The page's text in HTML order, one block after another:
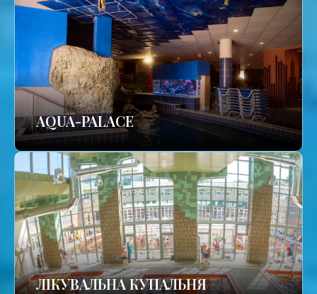
AQUA-PALACE
ЛІКУВАЛЬНА КУПАЛЬНЯ